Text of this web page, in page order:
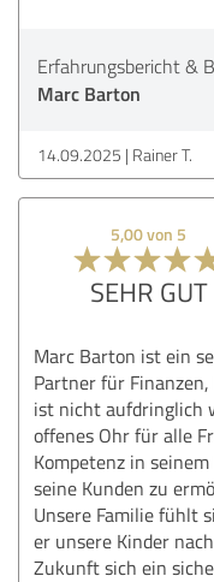
Erfahrungsbericht &
Marc Barton
14.09.2025 Rainer T.
5,00 von 5
SEHR GUT
Marc Barton ist ein
Partner für
ist nicht aufdringlich
offenes Ohr für alle
Kompetenz in
seine Kunden zu
Unsere Familie fühlt
er unsere Kinder
Zukunft sich ein